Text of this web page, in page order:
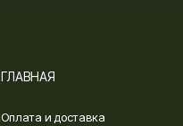
ГЛАВНАЯ
Оплата и доставка